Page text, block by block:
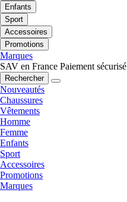
Enfants
Sport
Accessoires
Promotions
Marques
SAV en France Paiement sécurisé
Rechercher
Nouveautés
Chaussures
Vêtements
Homme
Femme
Enfants
Sport
Accessoires
Promotions
Marques